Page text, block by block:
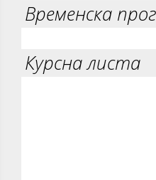
Временска
Курсна листа